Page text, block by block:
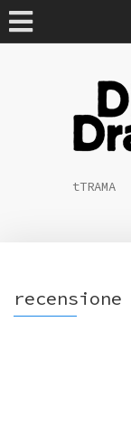
tTRAMA
recensione